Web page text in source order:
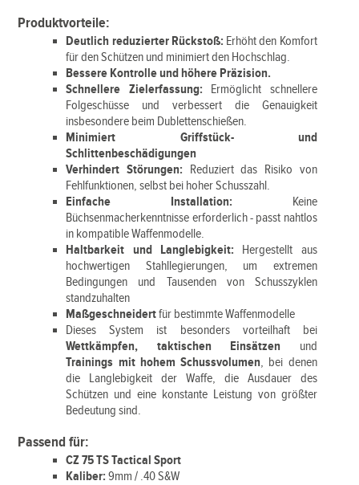
Produktvorteile:
Deutlich reduzierter Rückstoß: Erhöht den Komfort
für den Schützen und minimiert den Hochschlag.
Bessere Kontrolle und höhere Präzision.
Schnellere Zielerfassung: Ermöglicht schnellere
Folgeschüsse und verbessert die Genauigkeit
insbesondere beim Dublettenschießen.
Minimiert Griffstück- und
Schlittenbeschädigungen
Verhindert Störungen: Reduziert das Risiko von
Fehlfunktionen, selbst bei hoher Schusszahl.
Einfache Installation: Keine
Büchsenmacherkenntnisse erforderlich - passt nahtlos
in kompatible Waffenmodelle.
Haltbarkeit und Langlebigkeit: Hergestellt aus
hochwertigen Stahllegierungen, um extremen
Bedingungen und Tausenden von Schusszyklen
standzuhalten
Maßgeschneidertfür bestimmte Waffenmodelle
Dieses System ist besonders vorteilhaft bei
Wettkämpfen, taktischen Einsätzen und
Trainings mit hohem Schussvolumen, bei denen
die Langlebigkeit der Waffe, die Ausdauer des
Schützen und eine konstante Leistung von größter
Bedeutung sind.
Passend für:
CZ 75 TS Tactical Sport
Kaliber: 9mm / .40 S&W